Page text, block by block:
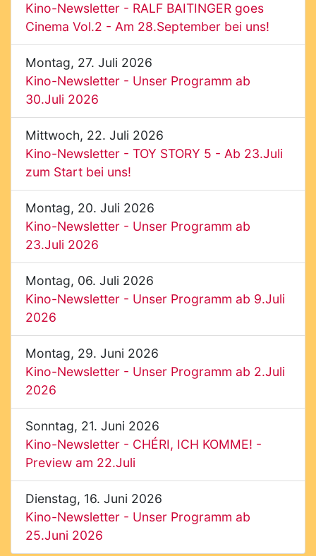
Kino-Newsletter - RALF BAITINGER goes
Cinema Vol.2 - Am 28.September bei uns!
Montag, 27. Juli 2026
Kino-Newsletter - Unser Programm ab
30.Juli 2026
Mittwoch, 22. Juli 2026
Kino-Newsletter - TOY STORY 5 - Ab 23.Juli
zum Start bei uns!
Montag, 20. Juli 2026
Kino-Newsletter - Unser Programm ab
23.Juli 2026
Montag, 06. Juli 2026
Kino-Newsletter - Unser Programm ab 9.Juli
2026
Montag, 29. Juni 2026
Kino-Newsletter - Unser Programm ab 2.Juli
2026
Sonntag, 21. Juni 2026
Kino-Newsletter - CHÉRI, ICH KOMME! -
Preview am 22.Juli
Dienstag, 16. Juni 2026
Kino-Newsletter - Unser Programm ab
25.Juni 2026